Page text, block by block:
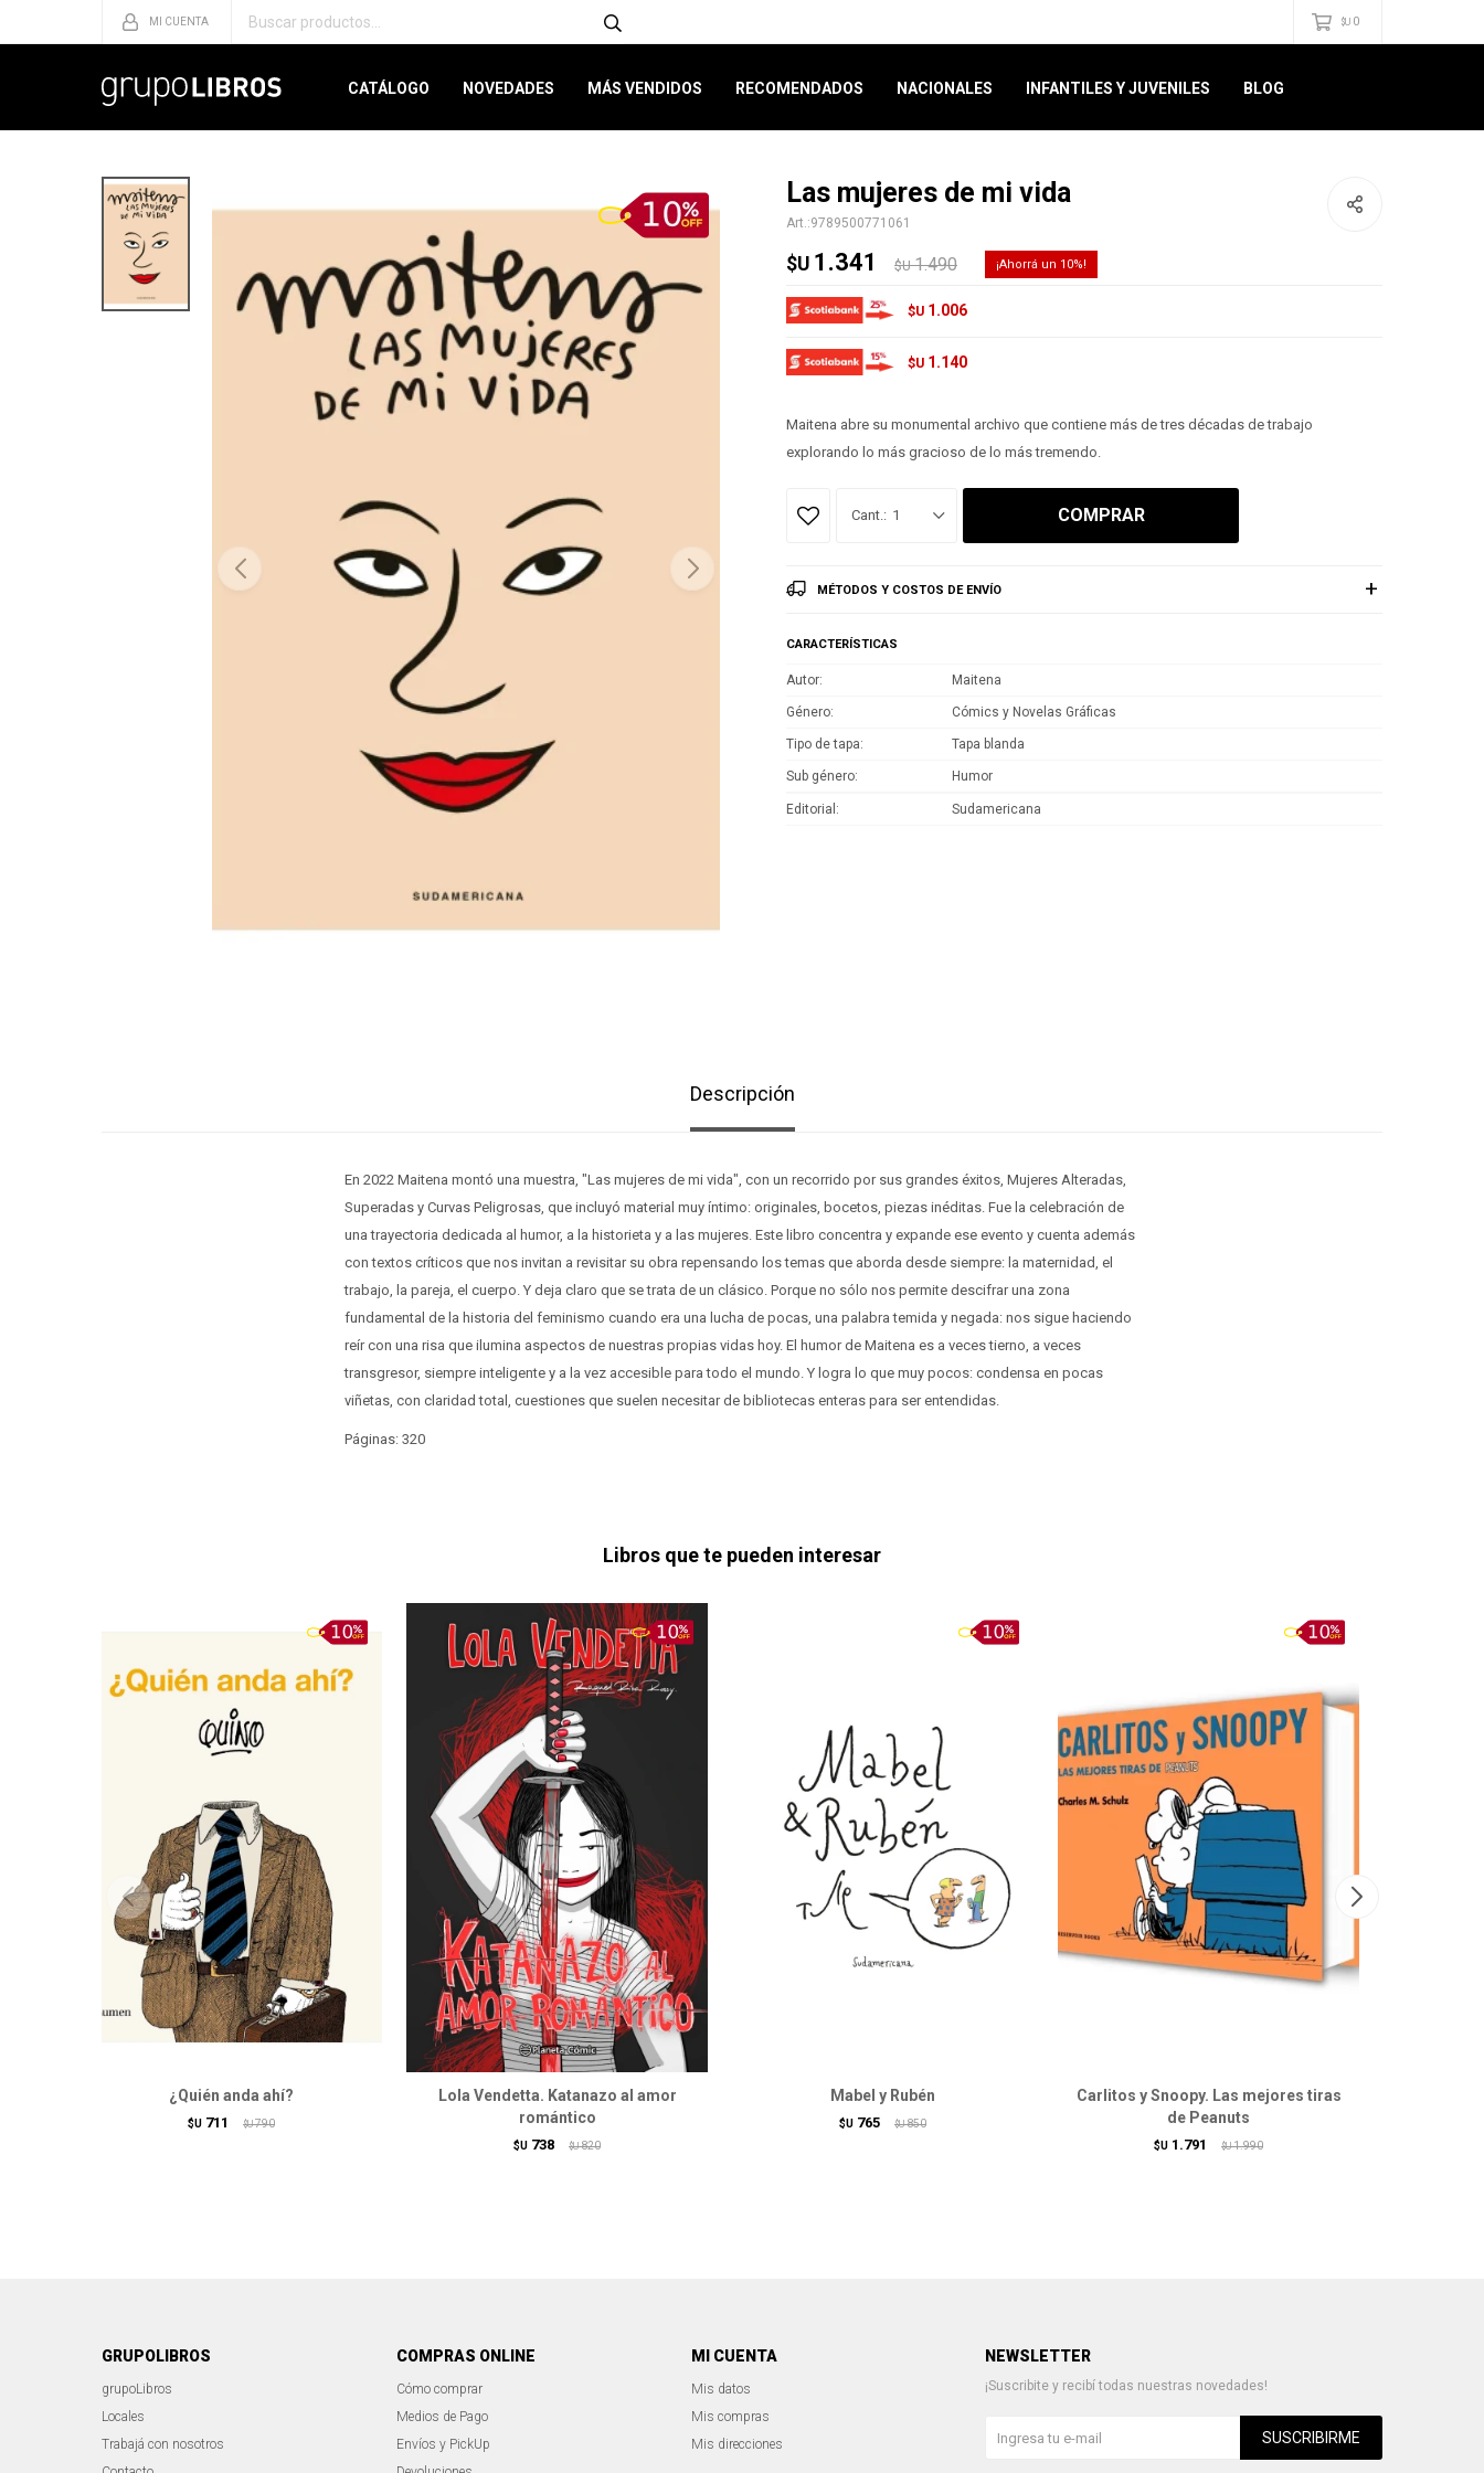
CATÁLOGO NOVEDADES MÁS VENDIDOS RECOMENDADOS NACIONALES INFANTILES Y JUVENILES BLOG
$U 0
Las mujeres de mi vida
9789500771061
$U 1.341 $U 1.490 10
$U 1.006
$U 1.140
Maitena abre su monumental archivo que contiene más de tres décadas de trabajo
explorando lo más gracioso de lo más tremendo.
1 COMPRAR
MÉTODOS Y COSTOS DE ENVÍO
CARACTERÍSTICAS
Autor Maitena
Género Cómics y Novelas Gráficas
Tipo de tapa Tapa blanda
Sub género Humor
Editorial Sudamericana
Descripción
En 2022 Maitena montó una muestra, "Las mujeres de mi vida", con un recorrido por sus grandes éxitos, Mujeres Alteradas,
Superadas y Curvas Peligrosas, que incluyó material muy íntimo: originales, bocetos, piezas inéditas. Fue la celebración de
una trayectoria dedicada al humor, a la historieta y a las mujeres. Este libro concentra y expande ese evento y cuenta además
con textos críticos que nos invitan a revisitar su obra repensando los temas que aborda desde siempre: la maternidad, el
trabajo, la pareja, el cuerpo. Y deja claro que se trata de un clásico. Porque no sólo nos permite descifrar una zona
fundamental de la historia del feminismo cuando era una lucha de pocas, una palabra temida y negada: nos sigue haciendo
reír con una risa que ilumina aspectos de nuestras propias vidas hoy. El humor de Maitena es a veces tierno, a veces
transgresor, siempre inteligente y a la vez accesible para todo el mundo. Y logra lo que muy pocos: condensa en pocas
viñetas, con claridad total, cuestiones que suelen necesitar de bibliotecas enteras para ser entendidas.
Páginas: 320
Libros que te pueden interesar
¿Quién anda ahí?
$U 711 $U 790
Lola Vendetta. Katanazo al amor
romántico
$U 738 $U 820
Mabel y Rubén
$U 765 $U 850
Carlitos y Snoopy. Las mejores tiras
de Peanuts
$U 1.791 $U 1.990
GRUPOLIBROS
grupoLibros
Locales
Trabajá con nosotros
COMPRAS ONLINE
Cómo comprar
Medios de Pago
Envíos y PickUp
MI CUENTA
Mis datos
Mis compras
Mis direcciones
NEWSLETTER
¡Suscribite y recibí todas nuestras novedades!
SUSCRIBIRME